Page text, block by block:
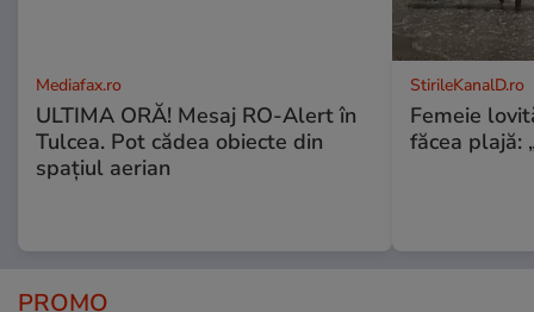
Mediafax.ro
ULTIMA ORĂ! Mesaj RO-Alert în
Tulcea. Pot cădea obiecte din
spațiul aerian
StirileKanalD.ro
Femeie
făcea plajă:
PROMO